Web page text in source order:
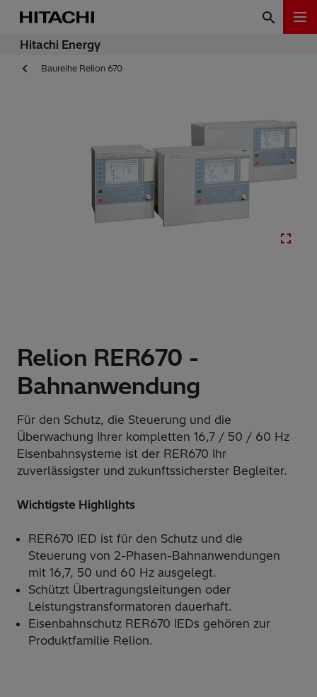
Hitachi Energy
Baureihe Relion 670
Relion RER670 -
Bahnanwendung
Für den Schutz, die Steuerung und die
Überwachung Ihrer kompletten 16,7 / 50 / 60 Hz
Eisenbahnsysteme ist der RER670 Ihr
zuverlässigster und zukunftssicherster Begleiter.
Wichtigste Highlights
RER670 IED ist für den Schutz und die
Steuerung von 2-Phasen-Bahnanwendungen
mit 16,7, 50 und 60 Hz ausgelegt.
Schützt Übertragungsleitungen oder
Leistungstransformatoren dauerhaft.
Eisenbahnschutz RER670 IEDs gehören zur
Produktfamilie Relion.